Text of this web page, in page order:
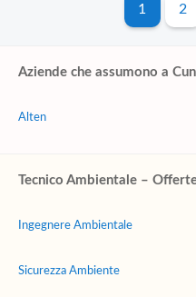
1 2
Aziende che assumono a
Alten
Tecnico Ambientale –
Ingegnere Ambientale
Sicurezza Ambiente